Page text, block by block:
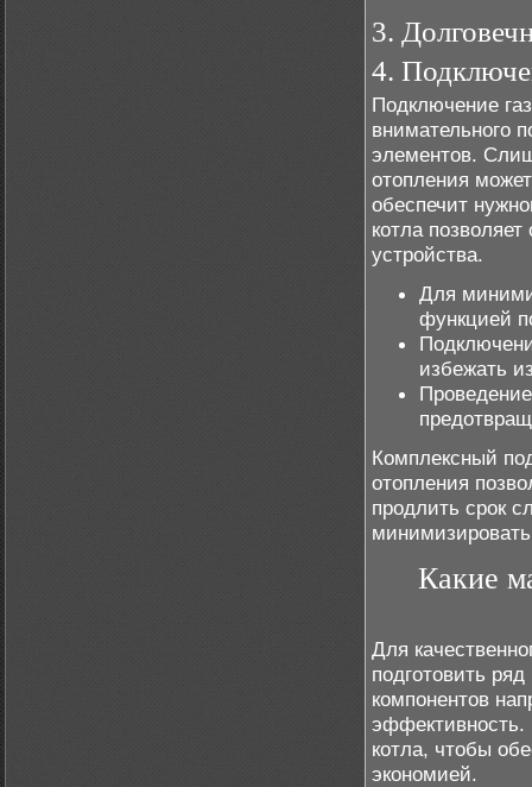
3.
4.
Подключение
внимательного
элементов.
отопления
обеспечит
котла
устройства.
Для
функцией
избежать
Комплексный
отопления
продлить срок
Какие
Для
подготовить
компонентов
эффективность.
котла, чтобы
экономией.